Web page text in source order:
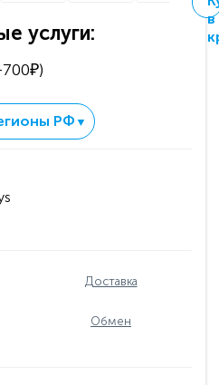
услуги:
в
РФ ▼
Доставка
Обмен